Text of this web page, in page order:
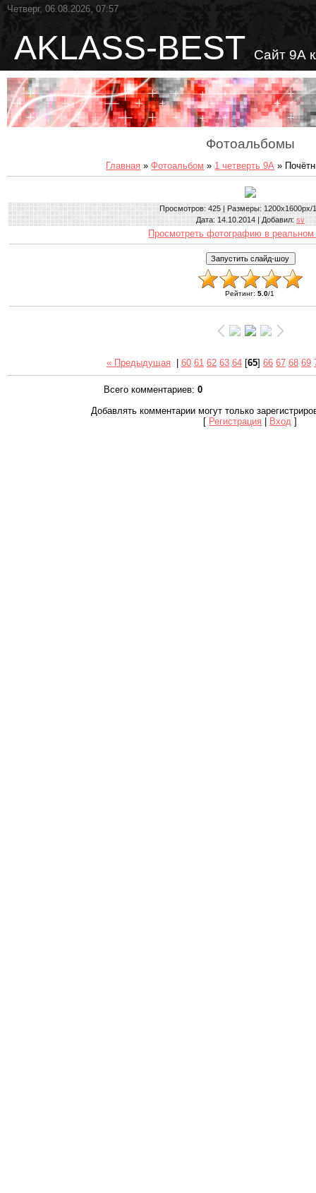
Четверг, 06.08.2026, 07:57
AKLASS-BEST Сайт 9А
Фотоальбомы
Главная »Фотоальбом » 1 четверть 9А »
Просмотров: 425 | Размеры: 1200x1600px/
Дата: 14.10.2014 | Добавил: sv
Просмотреть фотографию в реальном
Рейтинг:5.0/1
« Предыдущая 60 61 62 63 64 [65] 66 67 68 69
Всего комментариев: 0
Добавлять комментарии могут только
[ Регистрация | Вход ]